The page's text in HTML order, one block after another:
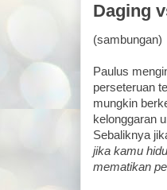
Daging
(sambungan)
Paulus
perseteruan
mungkin
kelonggaran
Sebaliknya
jika kamu
mematikan